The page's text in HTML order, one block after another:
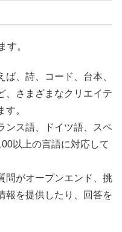
す。
、詩、コード、台本、
、さまざまなクリエイテ
。
ンス語、ドイツ語、スペ
以上の言語に対応して
問がオープンエンド、挑
報を提供したり、回答を